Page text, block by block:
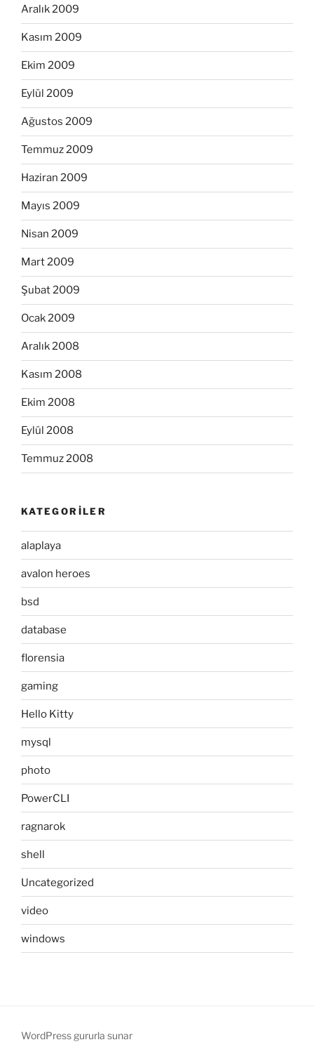
Aralık 2009
Kasım 2009
Ekim 2009
Eylül 2009
Ağustos 2009
Temmuz 2009
Haziran 2009
Mayıs 2009
Nisan 2009
Mart 2009
Şubat 2009
Ocak 2009
Aralık 2008
Kasım 2008
Ekim 2008
Eylül 2008
Temmuz 2008
KATEGORILER
alaplaya
avalon heroes
bsd
database
florensia
gaming
Hello Kitty
mysql
photo
PowerCLI
ragnarok
shell
Uncategorized
video
windows
WordPress gururla sunar